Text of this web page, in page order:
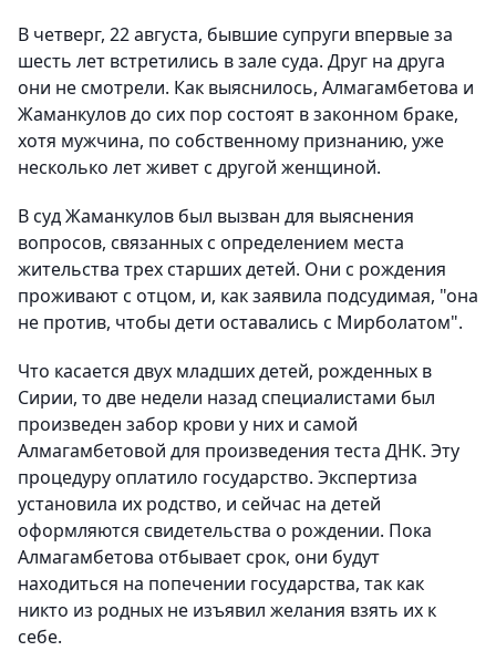
В четверг, 22 августа, бывшие супруги впервые за
шесть лет встретились в зале суда. Друг на друга
они не смотрели. Как выяснилось, Алмагамбетова и
Жаманкулов до сих пор состоят в законном браке,
хотя мужчина, по собственному признанию, уже
несколько лет живет с другой женщиной.
В суд Жаманкулов был вызван для выяснения
вопросов, связанных с определением места
жительства трех старших детей. Они с рождения
проживают с отцом, и, как заявила подсудимая, "она
не против, чтобы дети оставались с Мирболатом".
Что касается двух младших детей, рожденных в
Сирии, то две недели назад специалистами был
произведен забор крови у них и самой
Алмагамбетовой для произведения теста ДНК. Эту
процедуру оплатило государство. Экспертиза
установила их родство, и сейчас на детей
оформляются свидетельства о рождении. Пока
Алмагамбетова отбывает срок, они будут
находиться на попечении государства, так как
никто из родных не изъявил желания взять их к
себе.